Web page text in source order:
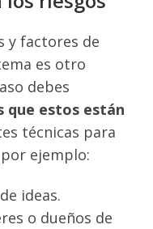
y factores de
es otro
debes
que estos están
técnicas para
ejemplo:
ideas.
o dueños de